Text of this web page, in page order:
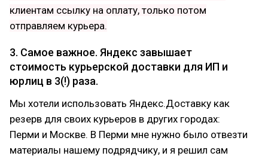
клиентам ссылку на оплату, только потом
отправляем курьера.
3. Самое важное. Яндекс завышает
стоимость курьерской доставки для ИП и
юрлиц в 3(!) раза.
Мы хотели использовать Яндекс.Доставку как
резерв для своих курьеров в других городах:
Перми и Москве. В Перми мне нужно было отвезти
материалы нашему подрядчику, и я решил сам